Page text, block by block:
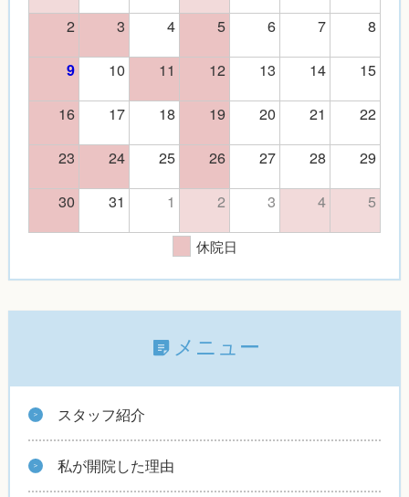
2
3 4 5 6 7 8
9 10 11 12 13 14
15
16
17 18 19 20 21
22
23
24 25 26 27 28
29
30
31 1 2 3 4 5
休院日
メニュー
スタッフ紹介
私が開院した理由